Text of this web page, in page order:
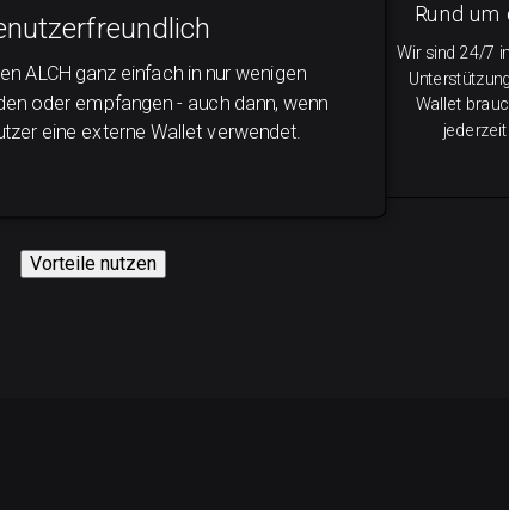
ALCH ganz einfach in nur wenigen
oder empfangen - auch dann, wenn
eine externe Wallet verwendet.
Rund um
Wir sind 24/7
Wallet
Vorteile nutzen